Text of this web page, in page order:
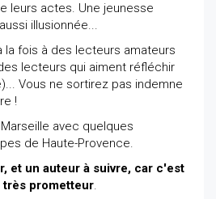
leurs actes. Une jeunesse
illusionnée...
la fois à des lecteurs amateurs
lecteurs qui aiment réfléchir
Vous ne sortirez pas indemne
!
avec quelques
de Haute-Provence.
et un auteur à suivre, car c'est
très prometteur.